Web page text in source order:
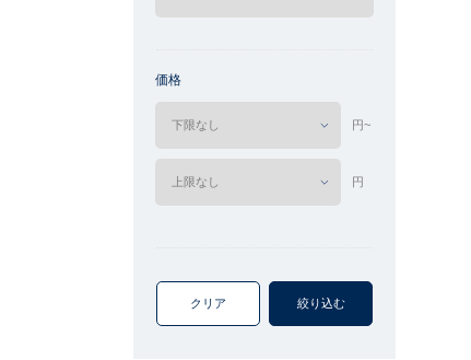
価格
円~
円
クリア 絞り込む